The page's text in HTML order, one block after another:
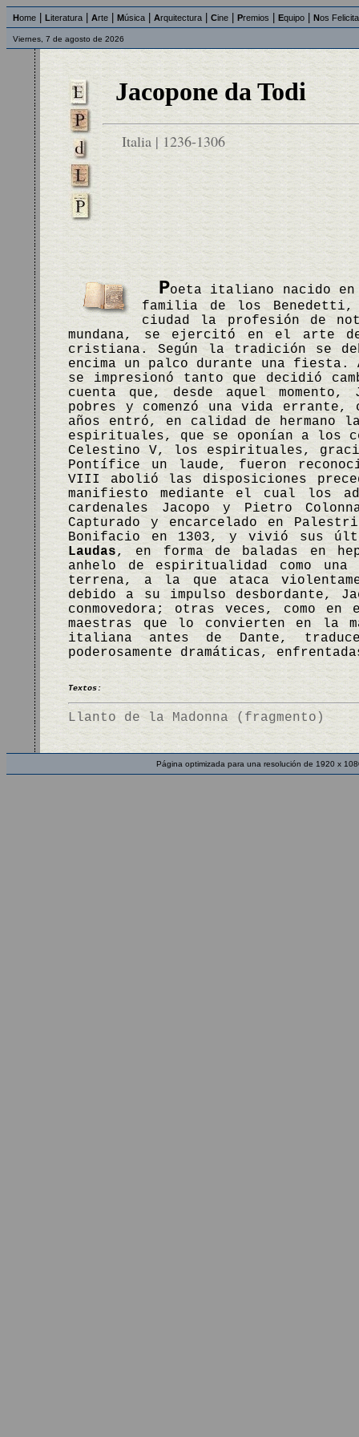
Home Literatura Arte Música Arquitectura Cine Premios Equipo Nos
Viernes, 7 de agosto de 2026
Jacopone da Todi
Italia | 1236-1306
Poeta italiano nacido en
familia de los Benedetti,
ciudad la profesión de
mundana, se ejercitó en el arte
cristiana. Según la tradición se
encima un palco durante una
se impresionó tanto que decidió
cuenta que, desde aquel
pobres y comenzó una vida
años entró, en calidad de
espirituales, que se oponían a los
Celestino V, los espirituales,
Pontífice un laude, fueron
VIII abolió las disposiciones
manifiesto mediante el cual los
cardenales Jacopo y Pietro
Capturado y encarcelado en
Bonifacio en 1303, y vivió sus
Laudas, en forma de baladas en
anhelo de espiritualidad como
terrena, a la que ataca
debido a su impulso desbordante,
conmovedora; otras veces, como
maestras que lo convierten en la
italiana antes de Dante,
poderosamente dramáticas,
Textos:
Llanto de la Madonna (fragmento)
Página optimizada para una resolución de 1920 x